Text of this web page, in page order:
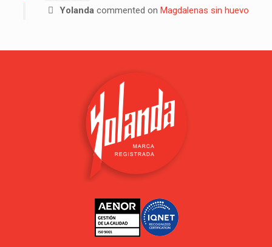
Yolanda commented on Magdalenas sin huevo